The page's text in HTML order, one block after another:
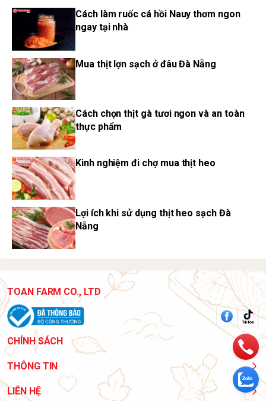
Cách làm ruốc cá hồi Nauy thơm ngon
ngay tại nhà
Mua thịt lợn sạch ở đâu Đà Nẵng
Cách chọn thịt gà tươi ngon và an toàn
thực phẩm
Kinh nghiệm đi chợ mua thịt heo
Lợi ích khi sử dụng thịt heo sạch Đà
Nẵng
TOAN FARM CO., LTD
CHÍNH SÁCH
THÔNG TIN
LIÊN HỆ